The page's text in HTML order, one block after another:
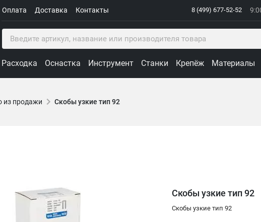
Оплата Доставка Контакты 8 (499) 677-52-52
Расходка Оснастка Инструмент Станки Крепёж Материалы
из продажи Скобы узкие тип 92
Скобы узкие тип 92
Скобы узкие тип 92